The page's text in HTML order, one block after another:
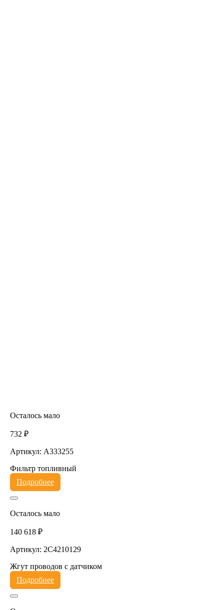
Осталось мало
732 ₽
Артикул: A333255
Фильтр топливный
Подробнее
Осталось мало
140 618 ₽
Артикул: 2C4210129
Жгут проводов с датчиком
Подробнее